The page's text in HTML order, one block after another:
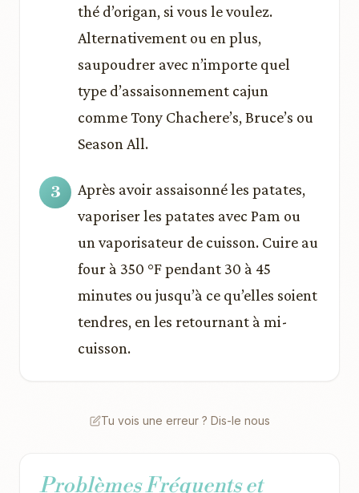
thé d’origan, si vous le voulez.
Alternativement ou en plus,
saupoudrer avec n’importe quel
type d’assaisonnement cajun
comme Tony Chachere’s, Bruce’s ou
Season All.
Après avoir assaisonné les patates,
vaporiser les patates avec Pam ou
un vaporisateur de cuisson. Cuire au
four à 350 °F pendant 30 à 45
minutes ou jusqu’à ce qu’elles soient
tendres, en les retournant à mi-
cuisson.
Tu vois une erreur ? Dis-le nous
Problèmes Fréquents et